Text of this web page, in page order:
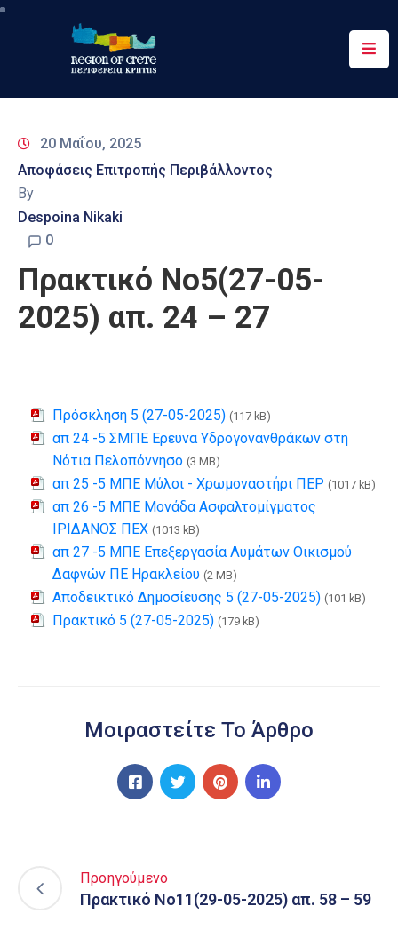
Περιφέρεια
&
Δράσεις
Ψηφιακές
Επικοινωνία
20 Μαΐου, 2025
Αποφάσεις Επιτροπής Περιβάλλοντος
By
Despoina Nikaki
0
Πρακτικό Νο5(27-05-
2025) απ. 24 – 27
Πρόσκληση 5 (27-05-2025) (117 kB)
απ 24 -5 ΣΜΠΕ Ερευνα Υδρογονανθράκων στη
Νότια Πελοπόννησο (3 MB)
απ 25 -5 ΜΠΕ Μύλοι - Χρωμοναστήρι ΠΕΡ (1017 kB)
απ 26 -5 ΜΠΕ Μονάδα Ασφαλτομίγματος
ΙΡΙΔΑΝΟΣ ΠΕΧ (1013 kB)
απ 27 -5 ΜΠΕ Επεξεργασία Λυμάτων Οικισμού
Δαφνών ΠΕ Ηρακλείου (2 MB)
Αποδεικτικό Δημοσίευσης 5 (27-05-2025) (101 kB)
Πρακτικό 5 (27-05-2025) (179 kB)
Μοιραστείτε Το Άρθρο
Προηγούμενο
Πρακτικό Νο11(29-05-2025) απ. 58 – 59